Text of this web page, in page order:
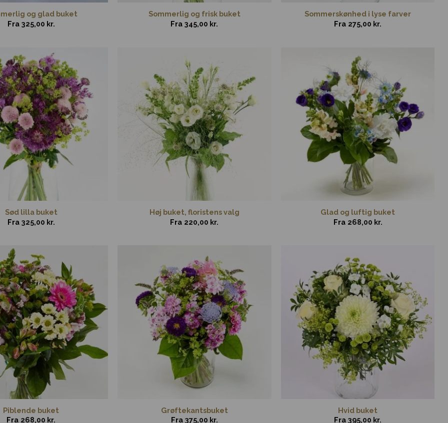
og glad buket
Fra 325,00 kr.
Sommerlig og frisk buket
Fra 345,00 kr.
Sommerskønhed i lyse farver
Fra 275,00 kr.
Sød lilla buket
Fra 325,00 kr.
Høj buket, floristens valg
Fra 220,00 kr.
Glad og luftig buket
Fra 268,00 kr.
Piblende buket
Fra 268,00 kr.
Grøftekantsbuket
Fra 375,00 kr.
Hvid buket
Fra 395,00 kr.